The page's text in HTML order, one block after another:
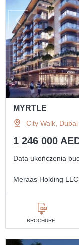
MYRTLE
City Walk, Dubai
1 246 000
Data ukończenia
Meraas Holding LLC
BROCHURE